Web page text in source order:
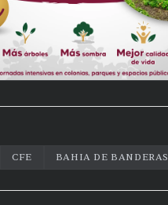
CFE BAHIA DE BANDERAS